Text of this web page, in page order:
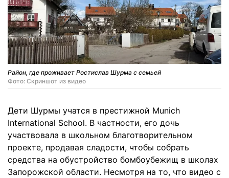
Район, где проживает Ростислав Шурма с семьей
Фото: Скриншот из видео
Дети Шурмы учатся в престижной Munich
International School. В частности, его дочь
участвовала в школьном благотворительном
проекте, продавая сладости, чтобы собрать
средства на обустройство бомбоубежищ в школах
Запорожской области. Несмотря на то, что видео с